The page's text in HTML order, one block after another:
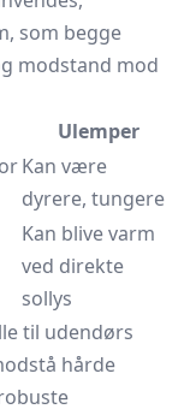
som begge
modstand mod
Ulemper
Kan være
dyrere, tungere
Kan blive varm
ved direkte
sollys
til udendørs
hårde